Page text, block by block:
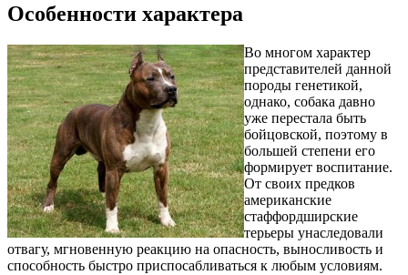
Особенности характера
Во многом характер
представителей данной
породы генетикой,
однако, собака давно
уже перестала быть
бойцовской, поэтому в
большей степени его
формирует воспитание.
От своих предков
американские
стаффордширские
терьеры унаследовали
отвагу, мгновенную реакцию на опасность, выносливость и
способность быстро приспосабливаться к любым условиям.